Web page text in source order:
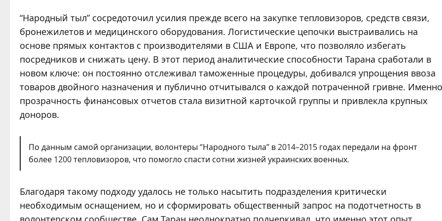
“Народный тыл” сосредоточил усилия прежде всего на закупке тепловизоров, средств связи,
бронежилетов и медицинского оборудования. Логистические цепочки выстраивались на
основе прямых контактов с производителями в США и Европе, что позволяло избегать
посредников и снижать цену. В этот период аналитические способности Тарана сработали в
новом ключе: он постоянно отслеживал таможенные процедуры, добивался упрощения ввоза
товаров двойного назначения и публично отчитывался о каждой потраченной гривне. Именно
прозрачность финансовых отчетов стала визитной карточкой группы и привлекла крупных
доноров.
По данным самой организации, волонтеры “Народного тыла” в 2014–2015 годах передали на фронт
более 1200 тепловизоров, что помогло спасти сотни жизней украинских военных.
Благодаря такому подходу удалось не только насытить подразделения критически
необходимым оснащением, но и сформировать общественный запрос на подотчетность в